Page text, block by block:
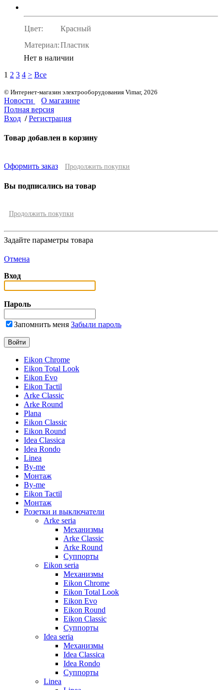
Цвет:
Красный
Материал:Пластик
Нет в наличии
1 2 3 4 > Все
© Интернет-магазин электрооборудования Vimar, 2026
Новости
О магазине
Полная версия
Вход / Регистрация
Товар добавлен в корзину
Оформить заказ Продолжить покупки
Вы подписались на товар
Продолжить покупки
Задайте параметры товара
Отмена
Вход
Пароль
Запомнить меня Забыли пароль
Eikon Chrome
Eikon Total Look
Eikon Evo
Eikon Tactil
Arke Classic
Arke Round
Plana
Eikon Classic
Eikon Round
Idea Classica
Idea Rondo
Linea
By-me
Монтаж
By-me
Eikon Tactil
Монтаж
Розетки и выключатели
Arke seria
Механизмы
Arke Classic
Arke Round
Суппорты
Eikon seria
Механизмы
Eikon Chrome
Eikon Total Look
Eikon Evo
Eikon Round
Eikon Classic
Суппорты
Idea seria
Механизмы
Idea Classica
Idea Rondo
Суппорты
Linea